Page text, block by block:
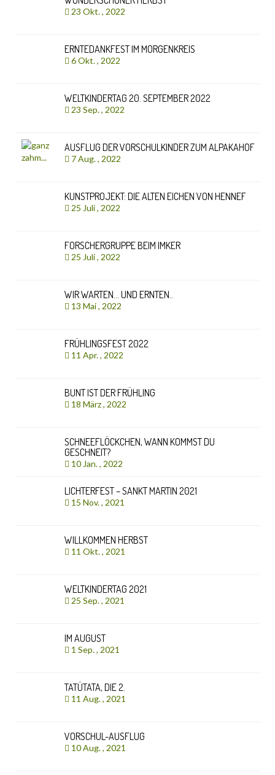
23 Okt. , 2022
ERNTEDANKFEST IM MORGENKREIS
6 Okt. , 2022
WELTKINDERTAG 20. SEPTEMBER 2022
23 Sep. , 2022
AUSFLUG DER VORSCHULKINDER ZUM ALPAKAHOF
7 Aug. , 2022
KUNSTPROJEKT: DIE ALTEN EICHEN VON HENNEF
25 Juli , 2022
FORSCHERGRUPPE BEIM IMKER
25 Juli , 2022
WIR WARTEN… UND ERNTEN..
13 Mai , 2022
FRÜHLINGSFEST 2022
11 Apr. , 2022
BUNT IST DER FRÜHLING
18 März , 2022
SCHNEEFLÖCKCHEN, WANN KOMMST DU
GESCHNEIT?
10 Jan. , 2022
LICHTERFEST – SANKT MARTIN 2021
15 Nov. , 2021
WILLKOMMEN HERBST
11 Okt. , 2021
WELTKINDERTAG 2021
25 Sep. , 2021
IM AUGUST
1 Sep. , 2021
TATÜTATA, DIE 2.
11 Aug. , 2021
VORSCHUL-AUSFLUG
10 Aug. , 2021